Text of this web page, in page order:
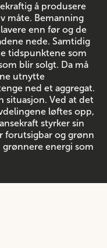
å produsere
måte. Bemanning
enn før og de
nede. Samtidig
tidspunktene som
blir solgt. Da må
utnytte
ned et aggregat.
situasjon. Ved at det
løftes opp,
styrker sin
forutsigbar og grønn
energi som